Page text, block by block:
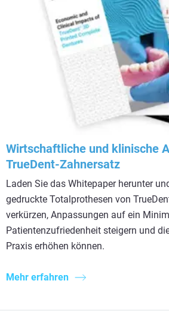
Wirtschaftliche und klinische
TrueDent-Zahnersatz
Laden Sie das Whitepaper herunter
gedruckte Totalprothesen von
verkürzen, Anpassungen auf ein
Patientenzufriedenheit steigern und
Praxis erhöhen können.
Mehr erfahren